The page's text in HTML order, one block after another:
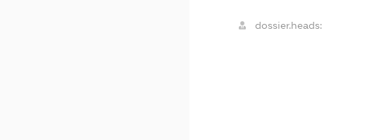
dossier.heads: